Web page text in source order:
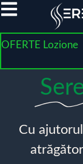
OFERTE Lozione
Cu